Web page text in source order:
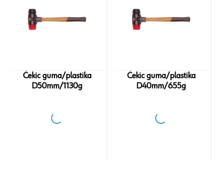
Čekic guma/plastika
D50mm/1130g
Čekic guma/plastika
D40mm/655g